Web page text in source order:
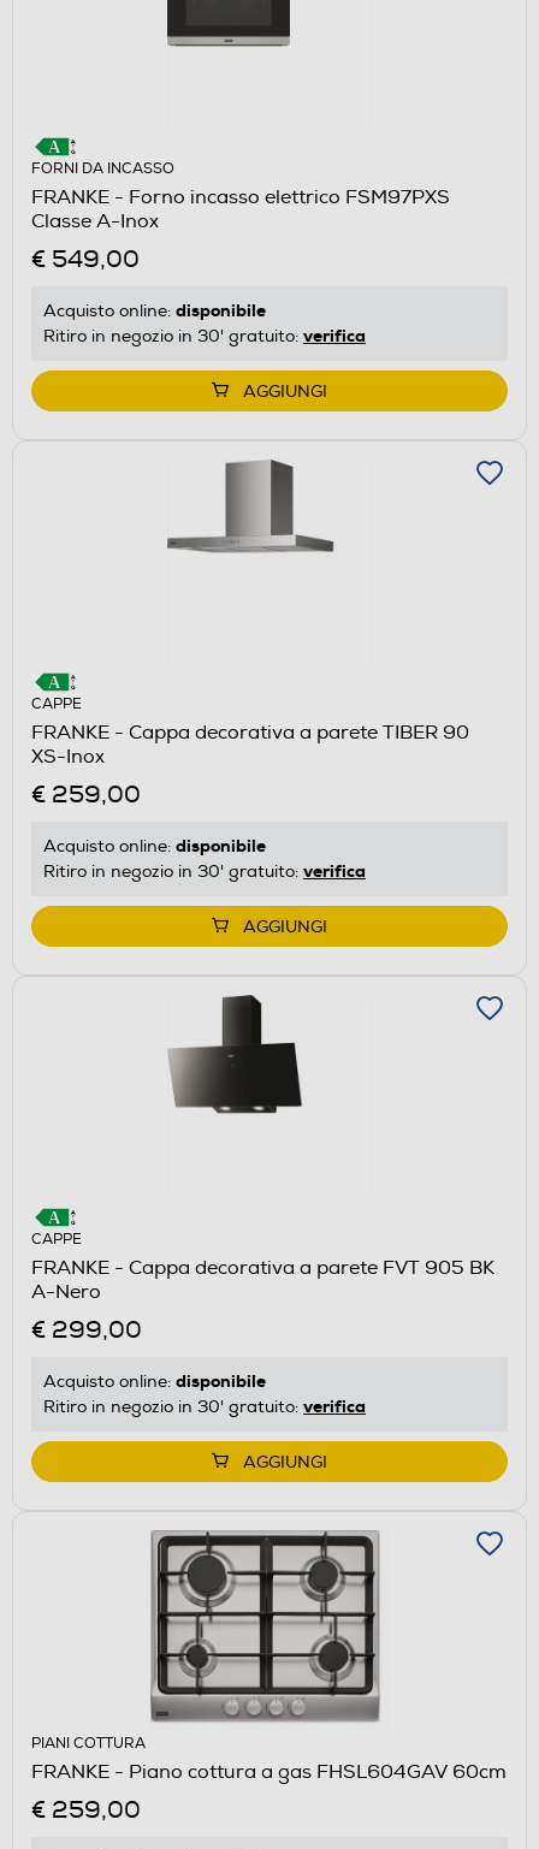
FORNI DA INCASSO
FRANKE - Forno incasso elettrico FSM97PXS
Classe A-Inox
€ 549,00
Acquisto online: disponibile
Ritiro in negozio in 30' gratuito: verifica
AGGIUNGI
CAPPE
FRANKE - Cappa decorativa a parete TIBER 90
XS-Inox
€ 259,00
Acquisto online: disponibile
Ritiro in negozio in 30' gratuito: verifica
AGGIUNGI
CAPPE
FRANKE - Cappa decorativa a parete FVT 905 BK
A-Nero
€ 299,00
Acquisto online: disponibile
Ritiro in negozio in 30' gratuito: verifica
AGGIUNGI
PIANI COTTURA
FRANKE - Piano cottura a gas FHSL604GAV 60cm
€ 259,00